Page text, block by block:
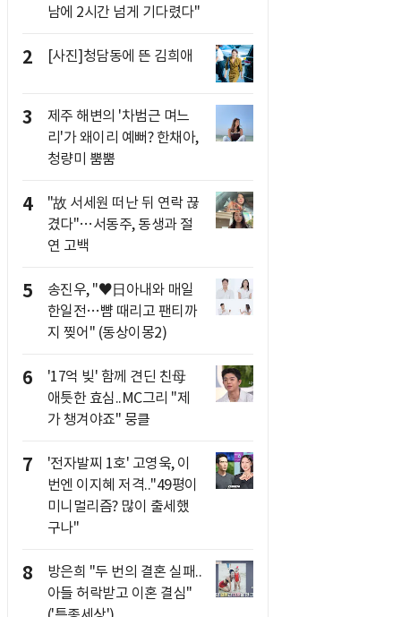
남에 2시간 넘게 기다렸다"
2 [사진]청담동에 뜬 김희애
3
제주 해변의 '차범근 며느
리'가 왜이리 예뻐? 한채아,
청량미 뿜뿜
4
"故 서세원 떠난 뒤 연락 끊
겼다"…서동주, 동생과 절
연 고백
5
송진우, "♥日아내와 매일
한일전…뺨 때리고 팬티까
지 찢어" (동상이몽2)
6
'17억 빚' 함께 견딘 친母
애틋한 효심..MC그리 "제
가 챙겨야죠" 뭉클
7
'전자발찌 1호' 고영욱, 이
번엔 이지혜 저격.."49평이
미니멀리즘? 많이 출세했
구나"
8
방은희 "두 번의 결혼 실패..
아들 허락받고 이혼 결심"